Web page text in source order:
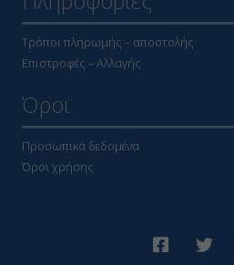
Τρόποι πληρωμής – αποστολής
Επιστροφές – Αλλαγής
Όροι
Προσωπικά δεδομένα
Όροι χρήσης